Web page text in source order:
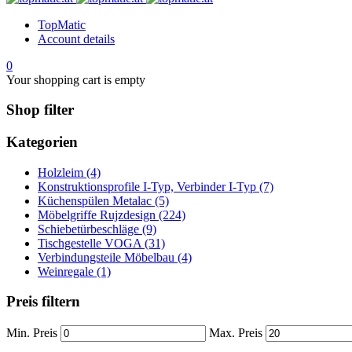
TopMatic
Account details
0
Your shopping cart is empty
Shop filter
Kategorien
Holzleim (4)
Konstruktionsprofile I-Typ, Verbinder I-Typ (7)
Küchenspülen Metalac (5)
Möbelgriffe Rujzdesign (224)
Schiebetürbeschläge (9)
Tischgestelle VOGA (31)
Verbindungsteile Möbelbau (4)
Weinregale (1)
Preis filtern
Min. Preis Max. Preis